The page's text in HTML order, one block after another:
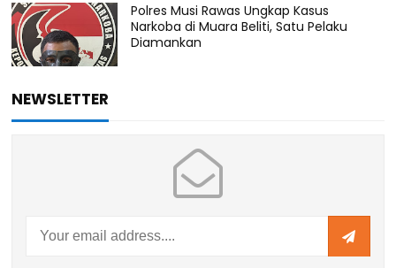
Polres Musi Rawas Ungkap Kasus
Narkoba di Muara Beliti, Satu Pelaku
Diamankan
NEWSLETTER